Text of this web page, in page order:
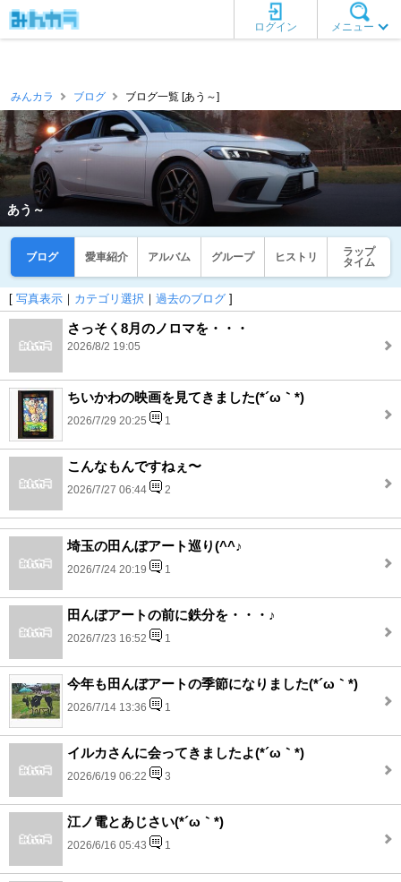
メニュー
ログイン
みんカラ ブログ ブログ一覧 [あう～]
あう～
ブログ 愛車紹介 アルバム グループ ヒストリ
ラップ
タイム
[ 写真表示 ｜ カテゴリ選択 ｜ 過去のブログ ]
さっそく8月のノロマを・・・
2026/8/2 19:05
ちいかわの映画を見てきました(*´ω｀*)
2026/7/29 20:25 1
こんなもんですねぇ〜
2026/7/27 06:44 2
埼玉の田んぼアート巡り(^^♪
2026/7/24 20:19 1
田んぼアートの前に鉄分を・・・♪
2026/7/23 16:52 1
今年も田んぼアートの季節になりました(*´ω｀*)
2026/7/14 13:36 1
イルカさんに会ってきましたよ(*´ω｀*)
2026/6/19 06:22 3
江ノ電とあじさい(*´ω｀*)
2026/6/16 05:43 1